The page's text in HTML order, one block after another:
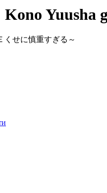
Yuusha
くせに慎重すぎる～